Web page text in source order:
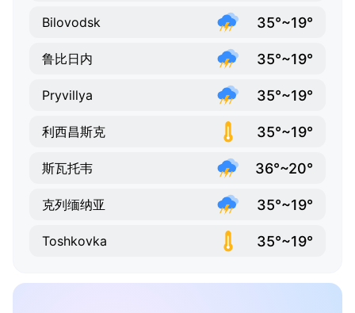
Bilovodsk 35°~19°
鲁比日内 35°~19°
Pryvillya 35°~19°
利西昌斯克 35°~19°
斯瓦托韦 36°~20°
克列缅纳亚 35°~19°
Toshkovka 35°~19°